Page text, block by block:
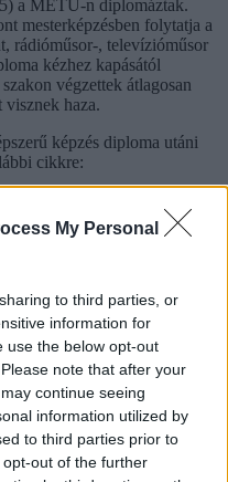
My Personal
to third parties, or
information for
use the below opt-out
note that after your
continue seeing
information utilized by
to third parties prior to
out of the further
a METU-n diplomáztak.
mesterképzésben folytatja a
rádióműsor-, televízióműsor
kézhez kapásától
végzettek átlagosan
haza.
képzés diploma utáni
cikkre:
is, és nem fogsz
hírekről!